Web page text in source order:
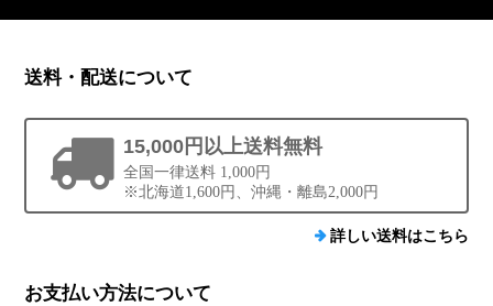
送料・配送について
15,000円以上送料無料
全国一律送料 1,000円
※北海道1,600円、沖縄・離島2,000円
詳しい送料はこちら
お支払い方法について